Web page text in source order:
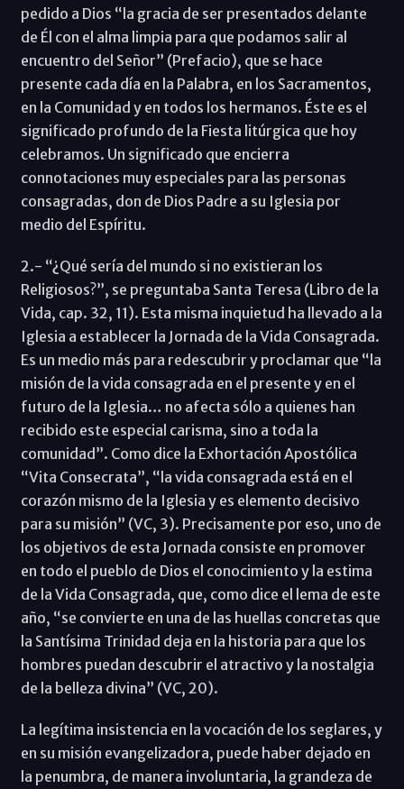
pedido a Dios “la gracia de ser presentados delante
de Él con el alma limpia para que podamos salir al
encuentro del Señor” (Prefacio), que se hace
presente cada día en la Palabra, en los Sacramentos,
en la Comunidad y en todos los hermanos. Éste es el
significado profundo de la Fiesta litúrgica que hoy
celebramos. Un significado que encierra
connotaciones muy especiales para las personas
consagradas, don de Dios Padre a su Iglesia por
medio del Espíritu.
2.- “¿Qué sería del mundo si no existieran los
Religiosos?”, se preguntaba Santa Teresa (Libro de la
Vida, cap. 32, 11). Esta misma inquietud ha llevado a la
Iglesia a establecer la Jornada de la Vida Consagrada.
Es un medio más para redescubrir y proclamar que “la
misión de la vida consagrada en el presente y en el
futuro de la Iglesia… no afecta sólo a quienes han
recibido este especial carisma, sino a toda la
comunidad”. Como dice la Exhortación Apostólica
“Vita Consecrata”, “la vida consagrada está en el
corazón mismo de la Iglesia y es elemento decisivo
para su misión” (VC, 3). Precisamente por eso, uno de
los objetivos de esta Jornada consiste en promover
en todo el pueblo de Dios el conocimiento y la estima
de la Vida Consagrada, que, como dice el lema de este
año, “se convierte en una de las huellas concretas que
la Santísima Trinidad deja en la historia para que los
hombres puedan descubrir el atractivo y la nostalgia
de la belleza divina” (VC, 20).
La legítima insistencia en la vocación de los seglares, y
en su misión evangelizadora, puede haber dejado en
la penumbra, de manera involuntaria, la grandeza de